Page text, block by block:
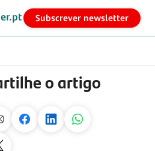
Subscrever newsletter
o artigo